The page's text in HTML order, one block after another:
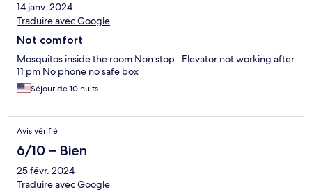
14 janv. 2024
Traduire avec Google
Not comfort
Mosquitos inside the room Non stop . Elevator not working after
11 pm No phone no safe box
Séjour de 10 nuits
Avis vérifié
6/10 – Bien
25 févr. 2024
Traduire avec Google